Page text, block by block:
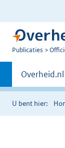
U
Publicaties
Primaire
Andere
sites
binnen
Overheid.nl
U bent hier: